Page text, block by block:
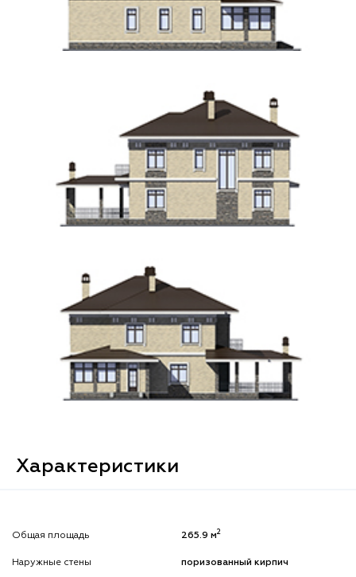
Характеристики
Общая площадь 265.9 м2
Наружные стены поризованный кирпич